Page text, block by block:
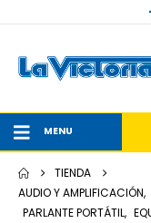
MENU
TIENDA
AUDIO Y AMPLIFICACIÓN,
PARLANTE PORTÁTIL,